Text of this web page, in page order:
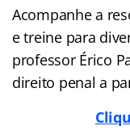
Acompanhe a
e treine para
professor Érico
direito penal a